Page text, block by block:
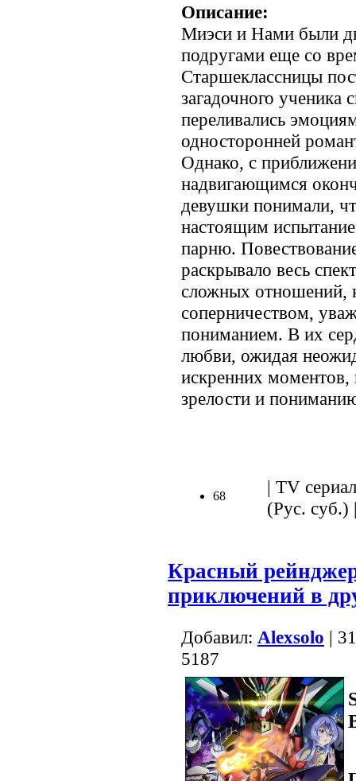
Описание:
Миэси и Нами были
подругами еще со
Старшеклассницы
загадочного ученика
переливались
односторонней
Однако, с
надвигающимся
девушки понимали,
настоящим
парню.
раскрывало весь
сложных отношений,
соперничеством,
пониманием. В их
любви, ожидая
искренних моментов,
зрелости и
68
| TV
(Рус.
Красный
приключений в
Добавил: Alexsolo |
5187